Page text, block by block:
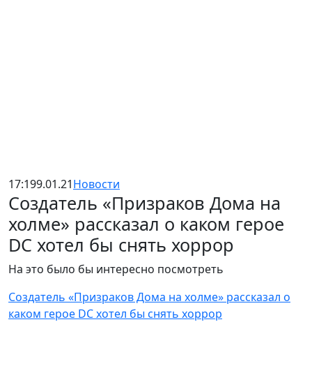
17:199.01.21Новости
Создатель «Призраков Дома на
холме» рассказал о каком герое
DC хотел бы снять хоррор
На это было бы интересно посмотреть
Создатель «Призраков Дома на холме» рассказал о
каком герое DC хотел бы снять хоррор